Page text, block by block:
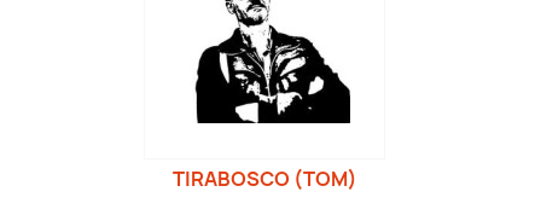
TIRABOSCO (TOM)